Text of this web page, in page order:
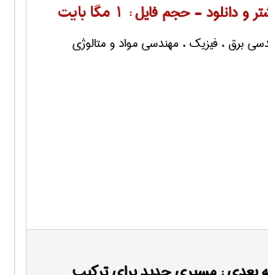
و دانلود - حجم فایل : 1 مگا بایت
برق ، فیزیک ، مهندسی مواد و متالوژی